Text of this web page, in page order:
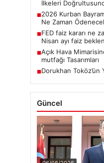
İlkeleri
■2026 Kurban
Ne Zaman
■FED faiz kararı ne
Nisan ayı faiz
■Açık Hava
mutfağı Tasarımları
■Dorukhan Toköz’ün
Güncel